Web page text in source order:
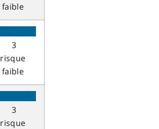
faible
3
risque
faible
3
risque